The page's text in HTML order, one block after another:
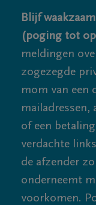
Blijf
(poging tot
meldingen
zogezegde
mom van een
mailadressen,
of een
verdachte
de afzender
onderneemt
voorkomen.